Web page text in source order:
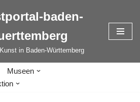
baden-
in Baden-Württemberg
Museen